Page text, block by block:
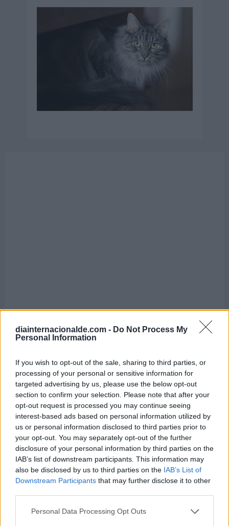
diainternacionalde.com - Do Not Process My
Personal Information
If you wish to opt-out of the sale, sharing to third parties, or
processing of your personal or sensitive information for
targeted advertising by us, please use the below opt-out
section to confirm your selection. Please note that after your
opt-out request is processed you may continue seeing
interest-based ads based on personal information utilized by
us or personal information disclosed to third parties prior to
your opt-out. You may separately opt-out of the further
disclosure of your personal information by third parties on the
IAB’s list of downstream participants. This information may
also be disclosed by us to third parties on the IAB’s List of
Downstream Participants that may further disclose it to other
Personal Data Processing Opt Outs
Día Internacional del Orgasmo
Femenino
8 de agosto de 2026